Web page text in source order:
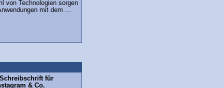
von Technologien sorgen
mit dem ...
für
& Co.